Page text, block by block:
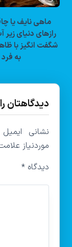
ماهی نایف یا
رازهای دنیای
شگفت انگیز با
به فرد
دیدگاهتان
نشانی
موردنیاز
دیدگاه*